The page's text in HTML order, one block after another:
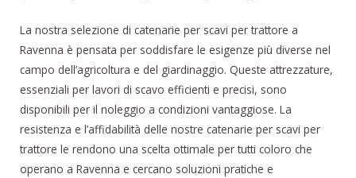
La nostra selezione di catenarie per scavi per trattore a
Ravenna è pensata per soddisfare le esigenze più diverse nel
campo dell’agricoltura e del giardinaggio. Queste attrezzature,
essenziali per lavori di scavo efficienti e precisi, sono
disponibili per il noleggio a condizioni vantaggiose. La
resistenza e l’affidabilità delle nostre catenarie per scavi per
trattore le rendono una scelta ottimale per tutti coloro che
operano a Ravenna e cercano soluzioni pratiche e